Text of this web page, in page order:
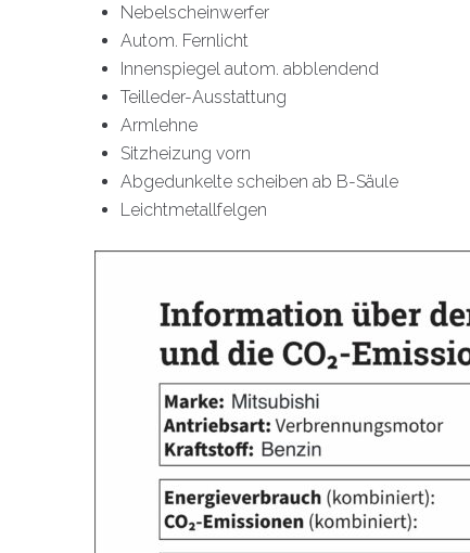
Nebelscheinwerfer
Autom. Fernlicht
Innenspiegel autom. abblendend
Teilleder-Ausstattung
Armlehne
Sitzheizung vorn
Abgedunkelte scheiben ab B-Säule
Leichtmetallfelgen